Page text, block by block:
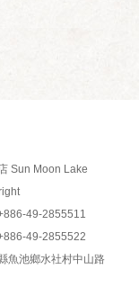
Sun Moon Lake
49-2855511
49-2855522
魚池鄉水社村中山路